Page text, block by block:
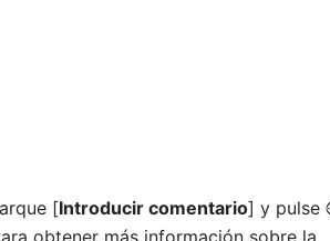
[Introducir comentario] y pulse
obtener más información sobre la